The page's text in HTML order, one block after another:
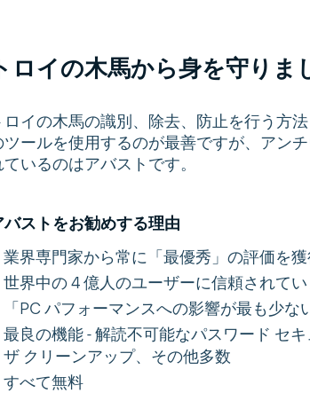
ロイの木馬から身を守りま
ロイの木馬の識別、除去、防止を行う方
ツールを使用するのが最善ですが、アン
ているのはアバストです。
バストをお勧めする理由
業界専門家から常に「最優秀」の評価を
世界中の 4 億人のユーザーに信頼されて
「PC パフォーマンスへの影響が最も少
最良の機能 - 解読不可能なパスワード セ
ザ クリーンアップ、その他多数
すべて無料